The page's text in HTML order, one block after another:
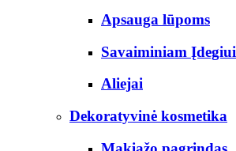
Apsauga lūpoms
Savaiminiam Įdegiui
Aliejai
Dekoratyvinė kosmetika